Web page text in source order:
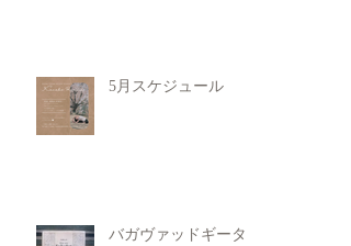
5月スケジュール
バガヴァッドギータ